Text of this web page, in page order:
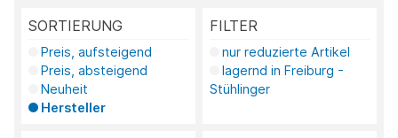
SORTIERUNG
Preis, aufsteigend
Preis, absteigend
Neuheit
Hersteller
FILTER
nur reduzierte Artikel
lagernd in Freiburg -
Stühlinger